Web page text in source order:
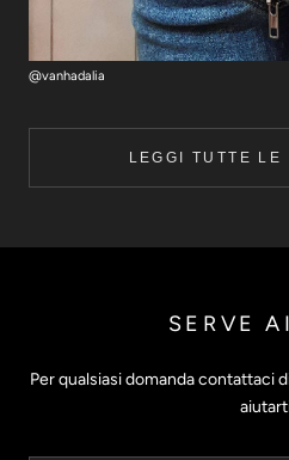
@vanhadalia
LEGGI TUTTE LE
SERVE
Per qualsiasi domanda contattaci